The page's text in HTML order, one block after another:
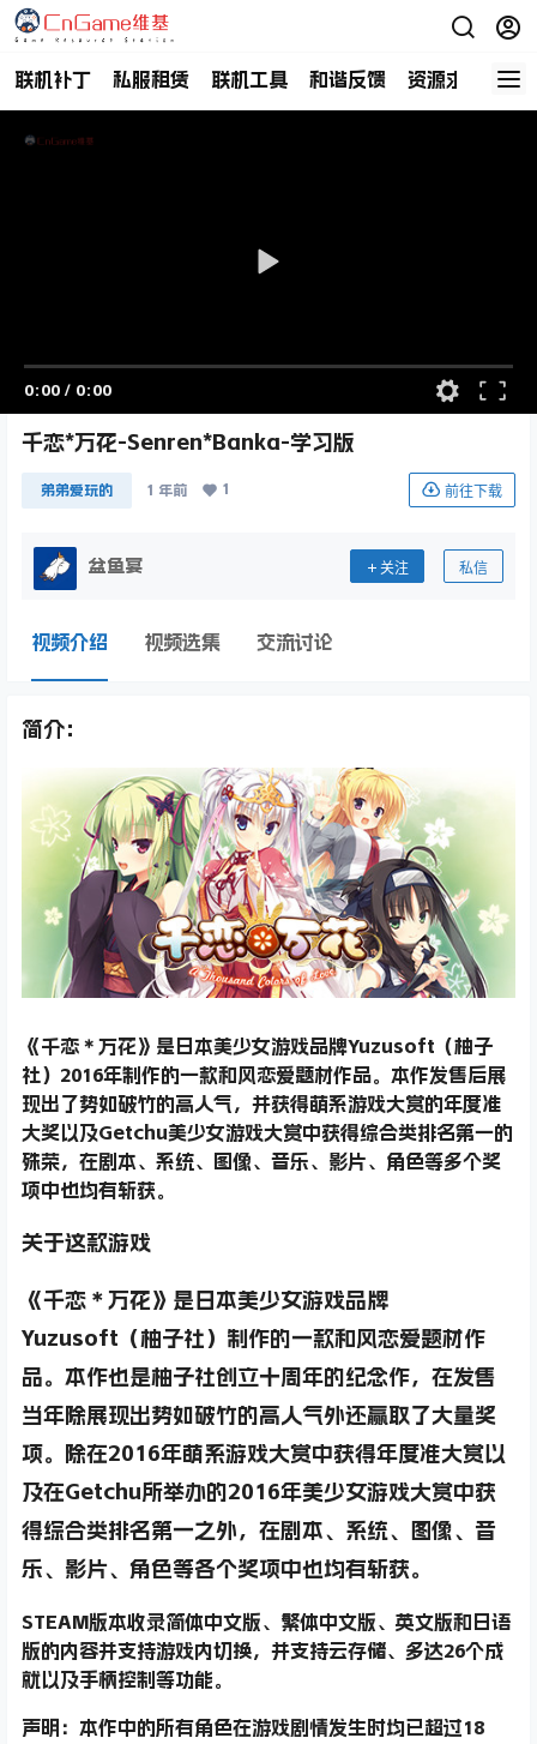
联机补丁 私服租赁 联机工具 和谐反馈 资源求助 商
0:00 / 0:00
千恋*万花-Senren*Banka-学习版
弟弟爱玩的 1 年前 1 前往下载
盆鱼宴 关注 私信
视频介绍 视频选集 交流讨论
简介：
《千恋＊万花》是日本美少女游戏品牌Yuzusoft（柚子
社）2016年制作的一款和风恋爱题材作品。本作发售后展
现出了势如破竹的高人气，并获得萌系游戏大赏的年度准
大奖以及Getchu美少女游戏大赏中获得综合类排名第一的
殊荣，在剧本、系统、图像、音乐、影片、角色等多个奖
项中也均有斩获。
关于这款游戏
《千恋＊万花》是日本美少女游戏品牌
Yuzusoft（柚子社）制作的一款和风恋爱题材作
品。本作也是柚子社创立十周年的纪念作，在发售
当年除展现出势如破竹的高人气外还赢取了大量奖
项。除在2016年萌系游戏大赏中获得年度准大赏以
及在Getchu所举办的2016年美少女游戏大赏中获
得综合类排名第一之外，在剧本、系统、图像、音
乐、影片、角色等各个奖项中也均有斩获。
STEAM版本收录简体中文版、繁体中文版、英文版和日语
版的内容并支持游戏内切换，并支持云存储、多达26个成
就以及手柄控制等功能。
声明：本作中的所有角色在游戏剧情发生时均已超过18